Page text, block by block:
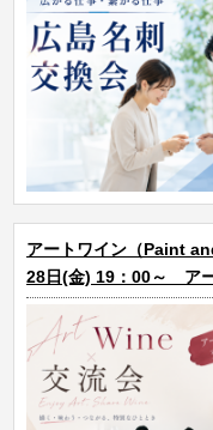
アートワイン（Paint
28日(金) 19：00～ ア